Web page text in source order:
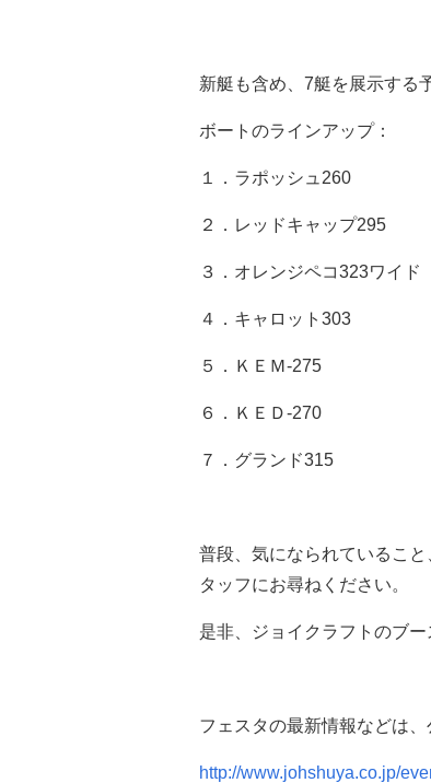
新艇も含め、7艇を展示する
ボートのラインアップ：
１．ラポッシュ260
２．レッドキャップ295
３．オレンジペコ323ワイド
４．キャロット303
５．ＫＥＭ-275
６．ＫＥＤ-270
７．グランド315
普段、気になられているこ
タッフにお尋ねください。
是非、ジョイクラフトのブー
フェスタの最新情報などは
http://www.johshuya.co.jp/